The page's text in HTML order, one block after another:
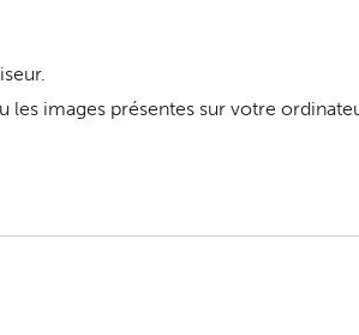
images présentes sur votre